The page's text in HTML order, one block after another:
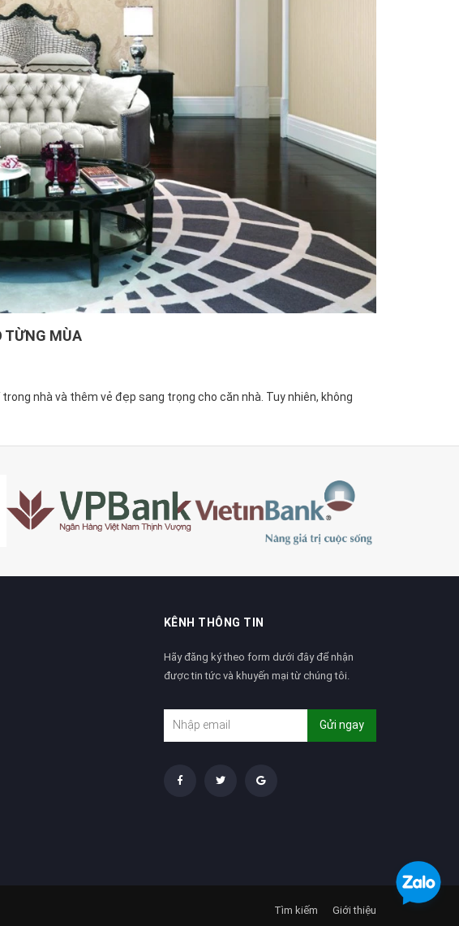
TỪNG MÙA
nhà và thêm vẻ đẹp sang trọng cho căn nhà. Tuy nhiên, không
KÊNH THÔNG TIN
Hãy đăng ký theo form dưới đây để nhận
được tin tức và khuyến mại từ chúng tôi.
Gửi ngay
Tìm kiếm Giới thiệu